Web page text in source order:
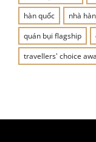
hàn quốc
nhà
quán bụi flagship
travellers' choice